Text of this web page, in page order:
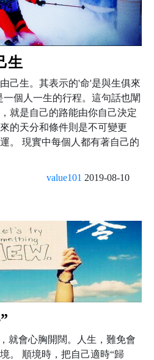
生
己生。其表示的'命'是與生俱來
個人一生的行程。這句話也闡
就是自己的路能由你自己決定
的天分和條件則是不可變更
。 現實中每個人都有著自己的
value101 2019-08-10
就會心胸開闊。人生，難免會
。 順境時，把自己適時“歸